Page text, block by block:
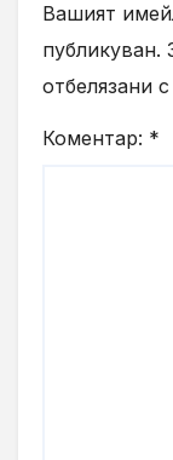
Вашият
публикуван.
отбелязани с
Коментар: *